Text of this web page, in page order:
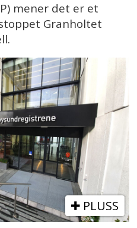
mener det er et
Granholtet
PLUSS